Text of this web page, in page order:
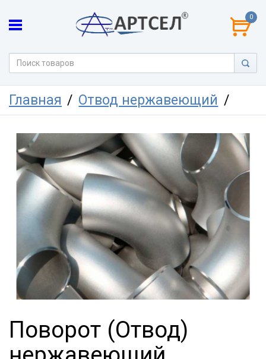
0
Главная Отвод нержавеющий
Поворот (Отвод)